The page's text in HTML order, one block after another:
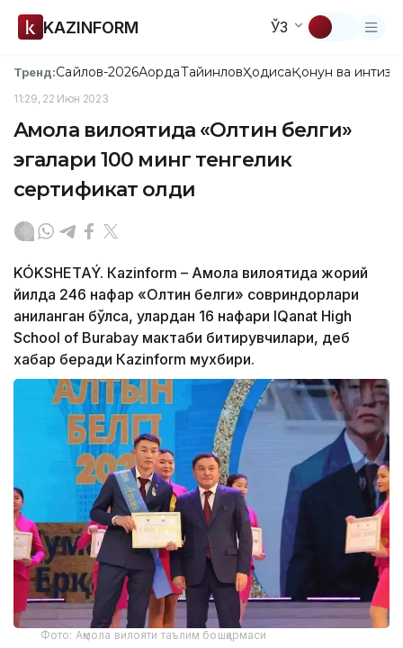
KAZINFORM ЎЗ
Тренд:Сайлов-2026АқордаТайинловҲодисаҚонун ва
11:29, 22 Июн 2023
Ақмола вилоятида «Олтин белги»
эгалари 100 минг тенгелик
сертификат олди
KÓKSHETAÝ. Кazinform – Ақмола вилоятида жорий
йилда 246 нафар «Олтин белги» совриндорлари
аниқланган бўлса, улардан 16 нафари IQanat High
School of Burabay мактаби битирувчилари, деб
хабар беради Кazinform мухбири.
Фото: Ақмола вилояти таълим бошқармаси